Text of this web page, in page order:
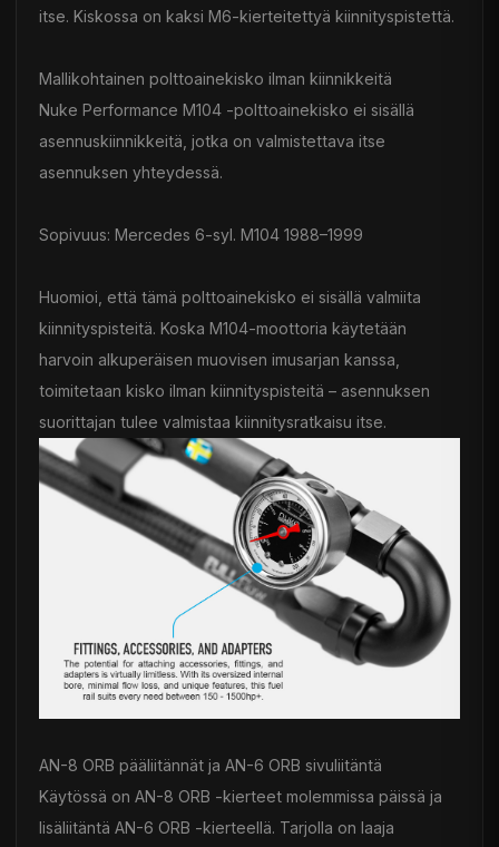
itse. Kiskossa on kaksi M6-kierteitettyä kiinnityspistettä.
Mallikohtainen polttoainekisko ilman kiinnikkeitä
Nuke Performance M104 -polttoainekisko ei sisällä
asennuskiinnikkeitä, jotka on valmistettava itse
asennuksen yhteydessä.
Sopivuus: Mercedes 6-syl. M104 1988–1999
Huomioi, että tämä polttoainekisko ei sisällä valmiita
kiinnityspisteitä. Koska M104-moottoria käytetään
harvoin alkuperäisen muovisen imusarjan kanssa,
toimitetaan kisko ilman kiinnityspisteitä – asennuksen
suorittajan tulee valmistaa kiinnitysratkaisu itse.
AN-8 ORB pääliitännät ja AN-6 ORB sivuliitäntä
Käytössä on AN-8 ORB -kierteet molemmissa päissä ja
lisäliitäntä AN-6 ORB -kierteellä. Tarjolla on laaja